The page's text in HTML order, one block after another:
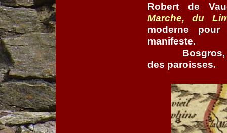
Robert de
Marche, du
moderne
manifeste.
des paroisses.